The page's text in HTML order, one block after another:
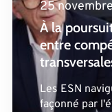
25
À la
entre
Les ESN
façonné par